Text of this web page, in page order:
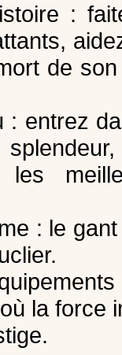
:
de
: entrez
: le
la force